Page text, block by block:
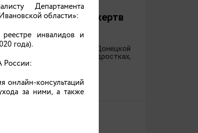
Дню памяти детей-жертв
2022 году указом Главы Донецкой
о малышах и подростках,
Департамента
области»:
инвалидов и
года).
России:
консультаций
за ними, а также